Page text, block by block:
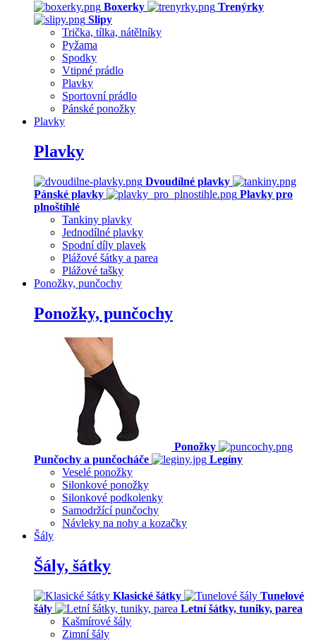
Boxerky
Trenýrky
Slipy
Trička, tílka, nátělníky
Pyžama
Spodky
Vtipné prádlo
Plavky
Sportovní prádlo
Pánské ponožky
Plavky
Plavky
Dvoudílné plavky
Pánské plavky
Plavky pro
plnoštíhlé
Tankiny plavky
Jednodílné plavky
Spodní díly plavek
Plážové šátky a parea
Plážové tašky
Ponožky, punčochy
Ponožky, punčochy
Ponožky
Punčochy a punčocháče
Legíny
Veselé ponožky
Silonkové ponožky
Silonkové podkolenky
Samodržící punčochy
Návleky na nohy a kozačky
Šály
Šály, šátky
Klasické šátky
Tunelové
šály
Letní šátky, tuniky, parea
Kašmírové šály
Zimní šály